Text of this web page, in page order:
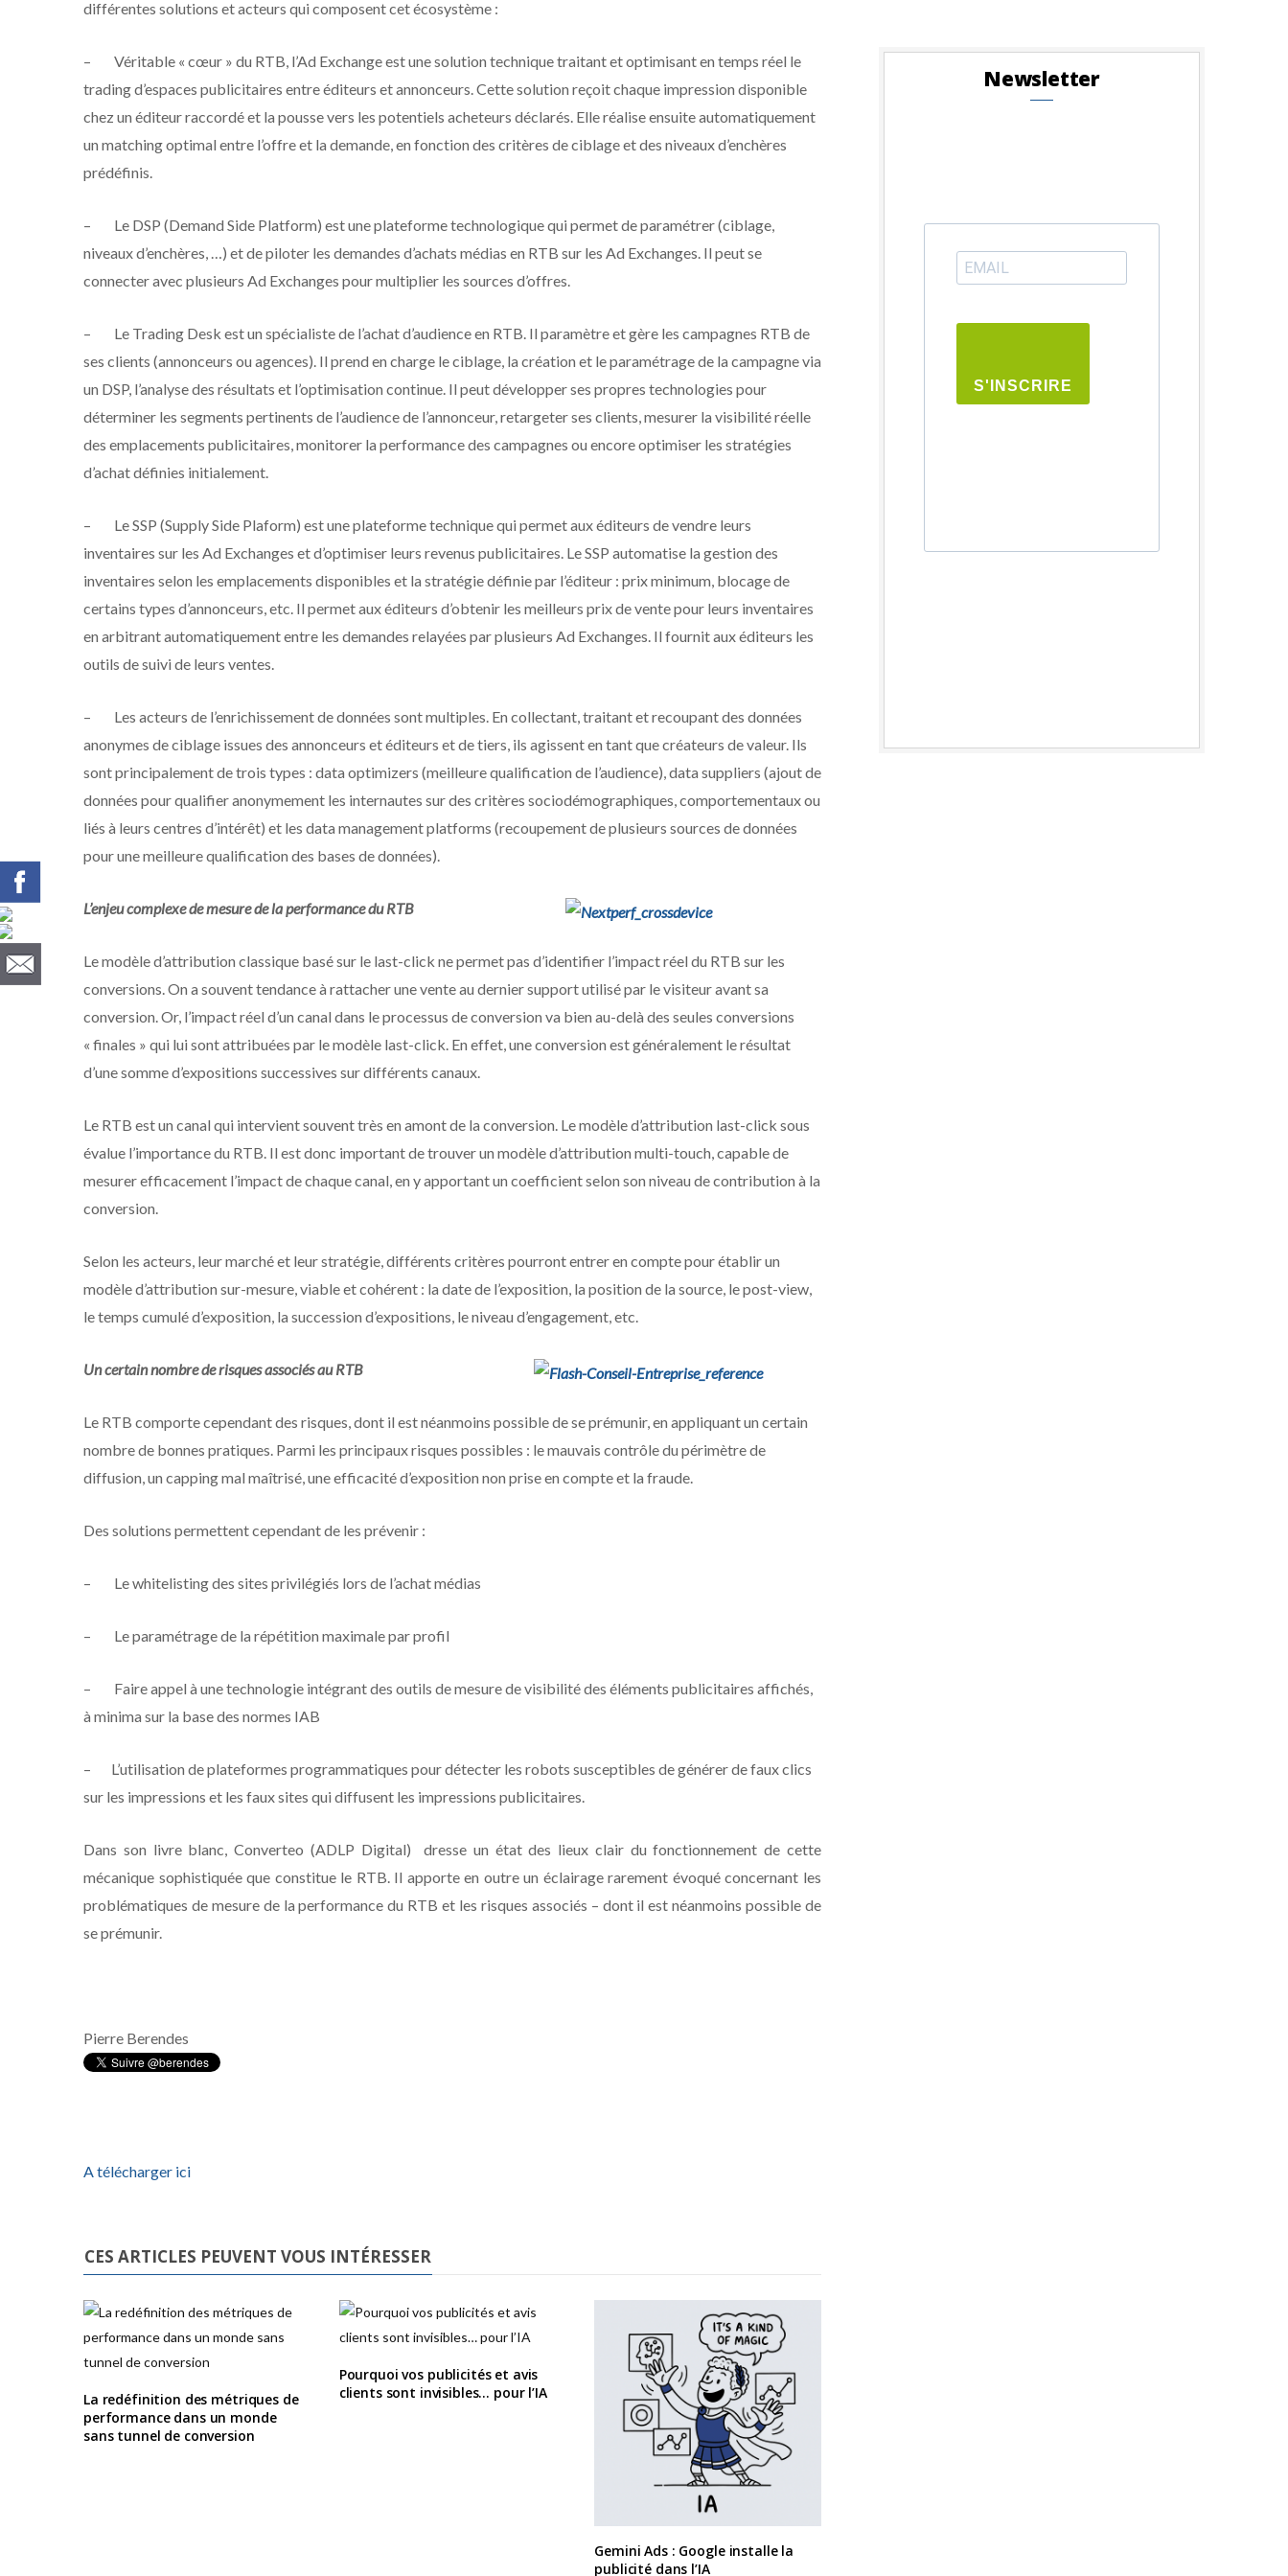
différentes solutions et acteurs qui composent cet écosystème :
–
Véritable « cœur » du RTB, l’Ad Exchange est une solution technique traitant et optimisant en temps réel le
trading d’espaces publicitaires entre éditeurs et annonceurs. Cette solution reçoit chaque impression disponible
chez un éditeur raccordé et la pousse vers les potentiels acheteurs déclarés. Elle réalise ensuite automatiquement
un matching optimal entre l’offre et la demande, en fonction des critères de ciblage et des niveaux d’enchères
prédéfinis.
–
Le DSP (Demand Side Platform) est une plateforme technologique qui permet de paramétrer (ciblage,
niveaux d’enchères, …) et de piloter les demandes d’achats médias en RTB sur les Ad Exchanges. Il peut se
connecter avec plusieurs Ad Exchanges pour multiplier les sources d’offres.
–
Le Trading Desk est un spécialiste de l’achat d’audience en RTB. Il paramètre et gère les campagnes RTB de
ses clients (annonceurs ou agences). Il prend en charge le ciblage, la création et le paramétrage de la campagne via
un DSP, l’analyse des résultats et l’optimisation continue. Il peut développer ses propres technologies pour
déterminer les segments pertinents de l’audience de l’annonceur, retargeter ses clients, mesurer la visibilité réelle
des emplacements publicitaires, monitorer la performance des campagnes ou encore optimiser les stratégies
d’achat définies initialement.
–
Le SSP (Supply Side Plaform) est une plateforme technique qui permet aux éditeurs de vendre leurs
inventaires sur les Ad Exchanges et d’optimiser leurs revenus publicitaires. Le SSP automatise la gestion des
inventaires selon les emplacements disponibles et la stratégie définie par l’éditeur : prix minimum, blocage de
certains types d’annonceurs, etc. Il permet aux éditeurs d’obtenir les meilleurs prix de vente pour leurs inventaires
en arbitrant automatiquement entre les demandes relayées par plusieurs Ad Exchanges. Il fournit aux éditeurs les
outils de suivi de leurs ventes.
–
Les acteurs de l’enrichissement de données sont multiples. En collectant, traitant et recoupant des données
anonymes de ciblage issues des annonceurs et éditeurs et de tiers, ils agissent en tant que créateurs de valeur. Ils
sont principalement de trois types : data optimizers (meilleure qualification de l’audience), data suppliers (ajout de
données pour qualifier anonymement les internautes sur des critères sociodémographiques, comportementaux ou
liés à leurs centres d’intérêt) et les data management platforms (recoupement de plusieurs sources de données
pour une meilleure qualification des bases de données).
L’enjeu complexe de mesure de la performance du RTB
Le modèle d’attribution classique basé sur le last-click ne permet pas d’identifier l’impact réel du RTB sur les
conversions. On a souvent tendance à rattacher une vente au dernier support utilisé par le visiteur avant sa
conversion. Or, l’impact réel d’un canal dans le processus de conversion va bien au-delà des seules conversions
« finales » qui lui sont attribuées par le modèle last-click. En effet, une conversion est généralement le résultat
d’une somme d’expositions successives sur différents canaux.
Le RTB est un canal qui intervient souvent très en amont de la conversion. Le modèle d’attribution last-click sous
évalue l’importance du RTB. Il est donc important de trouver un modèle d’attribution multi-touch, capable de
mesurer efficacement l’impact de chaque canal, en y apportant un coefficient selon son niveau de contribution à la
conversion.
Selon les acteurs, leur marché et leur stratégie, différents critères pourront entrer en compte pour établir un
modèle d’attribution sur-mesure, viable et cohérent : la date de l’exposition, la position de la source, le post-view,
le temps cumulé d’exposition, la succession d’expositions, le niveau d’engagement, etc.
Un certain nombre de risques associés au RTB
Le RTB comporte cependant des risques, dont il est néanmoins possible de se prémunir, en appliquant un certain
nombre de bonnes pratiques. Parmi les principaux risques possibles : le mauvais contrôle du périmètre de
diffusion, un capping mal maîtrisé, une efficacité d’exposition non prise en compte et la fraude.
Des solutions permettent cependant de les prévenir :
– Le whitelisting des sites privilégiés lors de l’achat médias
– Le paramétrage de la répétition maximale par profil
–
Faire appel à une technologie intégrant des outils de mesure de visibilité des éléments publicitaires affichés,
à minima sur la base des normes IAB
–
L’utilisation de plateformes programmatiques pour détecter les robots susceptibles de générer de faux clics
sur les impressions et les faux sites qui diffusent les impressions publicitaires.
Dans son livre blanc, Converteo (ADLP Digital) dresse un état des lieux clair du fonctionnement de cette
mécanique sophistiquée que constitue le RTB. Il apporte en outre un éclairage rarement évoqué concernant les
problématiques de mesure de la performance du RTB et les risques associés – dont il est néanmoins possible de
se prémunir.
Pierre Berendes
A télécharger ici
CES ARTICLES PEUVENT VOUS INTÉRESSER
La redéfinition des métriques de
performance dans un monde
sans tunnel de conversion
Pourquoi vos publicités et avis
clients sont invisibles… pour l’IA
Gemini Ads : Google installe la
publicité dans l’IA
Newsletter
S'INSCRIRE